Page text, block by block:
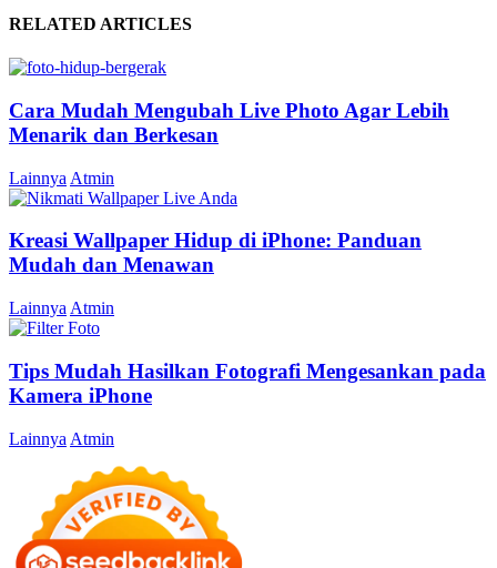
RELATED ARTICLES
Cara Mudah Mengubah Live Photo Agar Lebih
Menarik dan Berkesan
Lainnya Atmin
Kreasi Wallpaper Hidup di iPhone: Panduan
Mudah dan Menawan
Lainnya Atmin
Tips Mudah Hasilkan Fotografi Mengesankan pada
Kamera iPhone
Lainnya Atmin